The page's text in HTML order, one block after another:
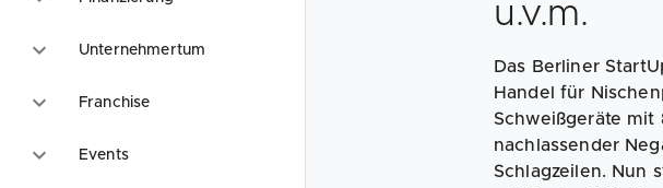
Unternehmertum
Franchise
Events
u.v.m.
Das Berliner
Handel für
Schweißgeräte mit
nachlassender
Schlagzeilen. Nun